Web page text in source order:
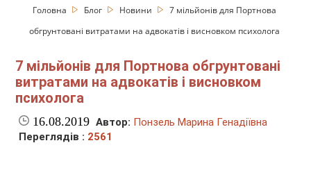
Головна Блог Новини
7 мільйонів для Портнова
обгрунтовані витратами на адвокатів і висновком психолога
7 мільйонів для Портнова обгрунтовані
витратами на адвокатів і висновком
психолога
16.08.2019 Автор: Понзель Марина Генадіївна
Переглядів : 2561